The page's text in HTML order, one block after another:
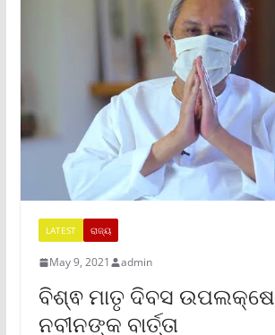
LATEST ରାଜ୍ୟ
May 9, 2021 admin
ବିଶ୍ଵ ମାତୃ ଦିବସ ଉପଲକ୍ଷେ
ନବୀନଙ୍କ ବାର୍ତ୍ତା